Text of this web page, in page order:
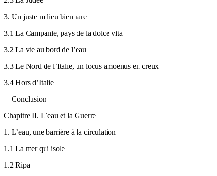
3. Un juste milieu bien rare
3.1 La Campanie, pays de la dolce vita
3.2 La vie au bord de l’eau
3.3 Le Nord de l’Italie, un locus amoenus en creux
3.4 Hors d’Italie
Conclusion
Chapitre II. L’eau et la Guerre
1. L’eau, une barrière à la circulation
1.1 La mer qui isole
1.2 Ripa